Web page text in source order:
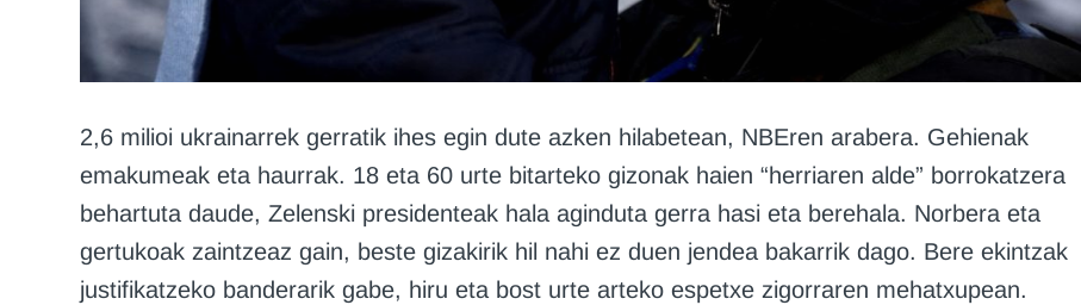
2,6 milioi ukrainarrek gerratik ihes egin dute azken hilabetean, NBEren arabera. Gehienak
emakumeak eta haurrak. 18 eta 60 urte bitarteko gizonak haien “herriaren alde” borrokatzera
behartuta daude, Zelenski presidenteak hala aginduta gerra hasi eta berehala. Norbera eta
gertukoak zaintzeaz gain, beste gizakirik hil nahi ez duen jendea bakarrik dago. Bere ekintzak
justifikatzeko banderarik gabe, hiru eta bost urte arteko espetxe zigorraren mehatxupean.